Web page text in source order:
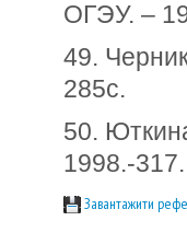
ОГЭУ. –
49.
285с.
50.
1998.-317.
Завантажити